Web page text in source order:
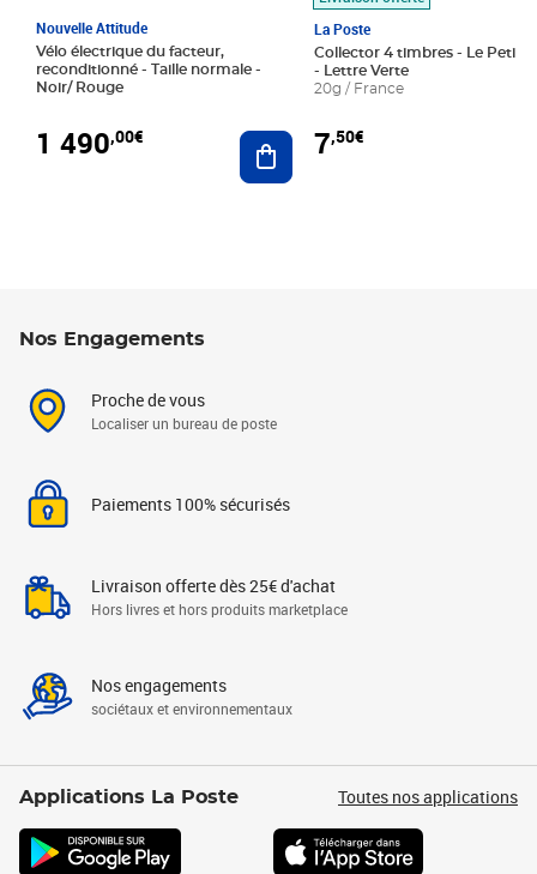
Nouvelle Attitude
Vélo électrique du facteur,
reconditionné - Taille normale -
Noir/ Rouge
1 490,00€ Ajouter au panier
La Poste
Collector 4 timbres - Le Petit
- Lettre Verte
20g / France
7,50€
Nos Engagements
Proche de vous
Localiser un bureau de poste
Paiements 100% sécurisés
Livraison offerte dès 25€ d'achat
Hors livres et hors produits marketplace
Nos engagements
sociétaux et environnementaux
Applications La Poste Toutes nos applications